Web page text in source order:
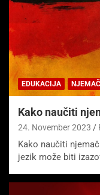
EDUKACIJA
Kako naučiti
24. November 2023
Kako naučiti
jezik može biti